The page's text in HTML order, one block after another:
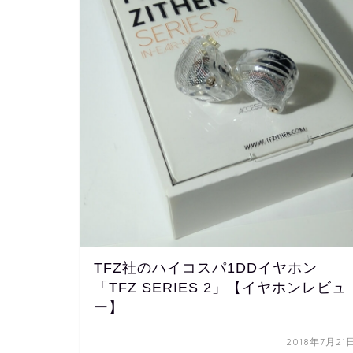
TFZ社のハイコスパ1DDイヤホン
「TFZ SERIES 2」【イヤホンレビュ
ー】
2018年7月21